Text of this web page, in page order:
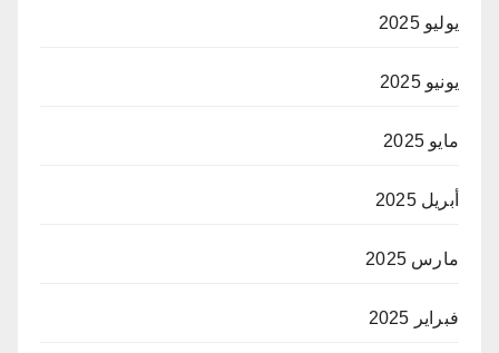
يوليو 2025
يونيو 2025
مايو 2025
أبريل 2025
مارس 2025
فبراير 2025